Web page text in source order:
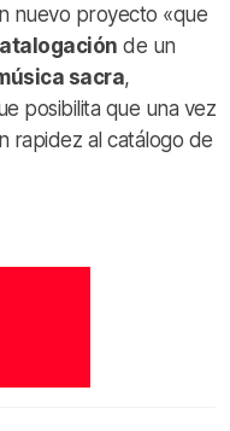
nuevo proyecto «que
de un
sacra,
posibilita que una vez
rapidez al catálogo de